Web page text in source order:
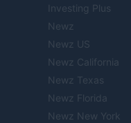
Investing Plus
Newz
Newz US
Newz California
Newz Texas
Newz Florida
Newz New York